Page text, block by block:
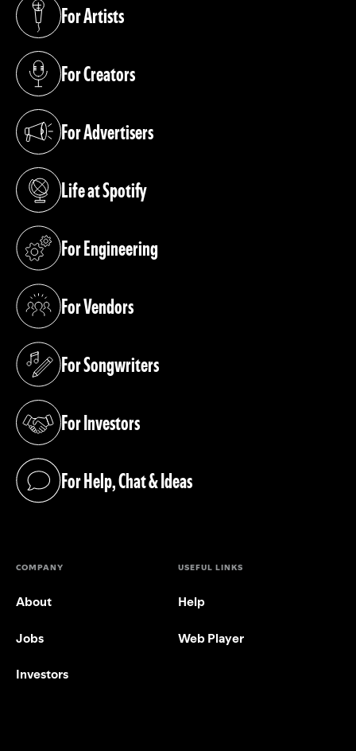
For Artists
(opens in a new tab)
For Creators
(opens in a new tab)
For Advertisers
(opens in a new tab)
Life at Spotify
(opens in a new tab)
For Engineering
(opens in a new tab)
For Vendors
(opens in a new tab)
For Songwriters
(opens in a new tab)
For Investors
(opens in a new tab)
For Help, Chat & Ideas
(opens in a new tab)
COMPANY
About
Jobs
Investors
USEFUL LINKS
Help
Web Player